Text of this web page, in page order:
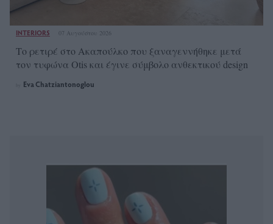
INTERIORS 07 Αυγούστου 2026
Το ρετιρέ στο Ακαπούλκο που ξαναγεννήθηκε μετά
τον τυφώνα Otis και έγινε σύμβολο ανθεκτικού design
Eva Chatziantonoglou